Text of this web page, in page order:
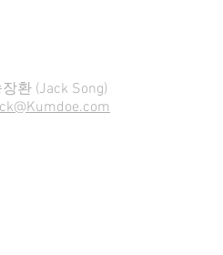
환 (Jack Song)